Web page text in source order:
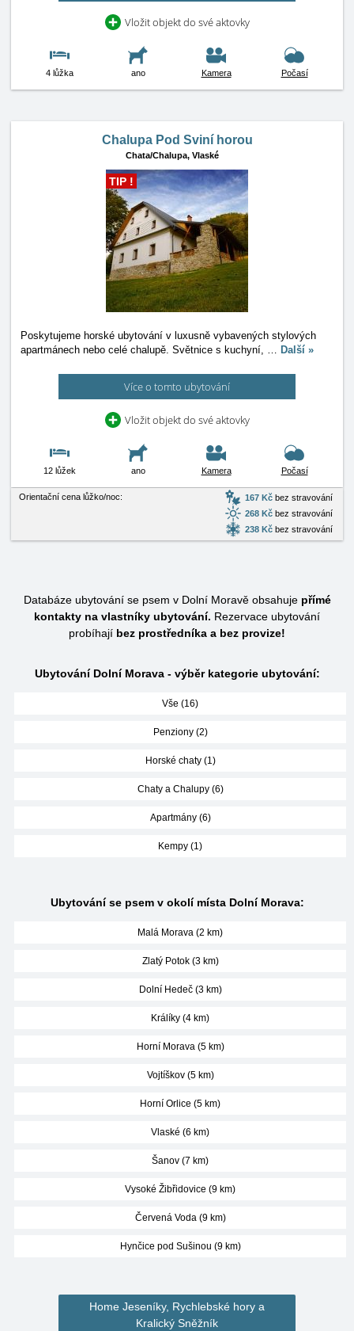
Vložit objekt do své aktovky
4 lůžka ano Kamera Počasí
Chalupa Pod Sviní horou
Chata/Chalupa, Vlaské
TIP !
Poskytujeme horské ubytování v luxusně vybavených stylových
apartmánech nebo celé chalupě. Světnice s kuchyní, … Další »
Více o tomto ubytování
Vložit objekt do své aktovky
12 lůžek ano Kamera Počasí
Orientační cena lůžko/noc: 167 Kč bez stravování
268 Kč bez stravování
238 Kč bez stravování
Databáze ubytování se psem v Dolní Moravě obsahuje přímé
kontakty na vlastníky ubytování. Rezervace ubytování
probíhají bez prostředníka a bez provize!
Ubytování Dolní Morava - výběr kategorie ubytování:
Vše (16)
Penziony (2)
Horské chaty (1)
Chaty a Chalupy (6)
Apartmány (6)
Kempy (1)
Ubytování se psem v okolí místa Dolní Morava:
Malá Morava (2 km)
Zlatý Potok (3 km)
Dolní Hedeč (3 km)
Králíky (4 km)
Horní Morava (5 km)
Vojtíškov (5 km)
Horní Orlice (5 km)
Vlaské (6 km)
Šanov (7 km)
Vysoké Žibřidovice (9 km)
Červená Voda (9 km)
Hynčice pod Sušinou (9 km)
Home Jeseníky, Rychlebské hory a
Kralický Sněžník